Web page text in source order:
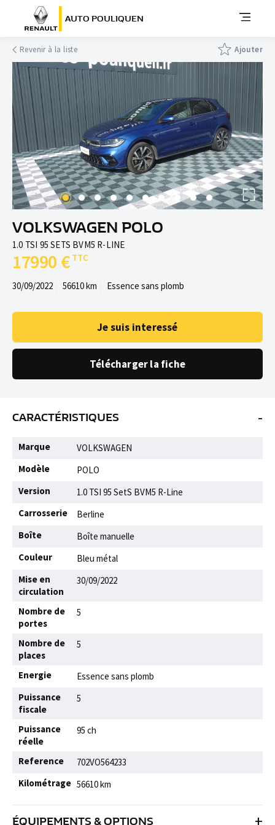
AUTO POULIQUEN
Revenir à la liste Ajouter
VOLKSWAGEN POLO
1.0 TSI 95 SETS BVM5 R-LINE
17990 €
30/09/2022 56610 km Essence sans plomb
Je suis interessé
Télécharger la fiche
CARACTÉRISTIQUES -
Marque
VOLKSWAGEN
Modèle
POLO
Version
1.0 TSI 95 SetS BVM5 R-Line
Carrosserie
Berline
Boîte
Boîte manuelle
Couleur
Bleu métal
Mise en
circulation
30/09/2022
Nombre de
portes
5
Nombre de
places
5
Energie
Essence sans plomb
Puissance
fiscale
5
Puissance
réelle
95 ch
Reference
702VO564233
Kilométrage 56610 km
ÉQUIPEMENTS & OPTIONS